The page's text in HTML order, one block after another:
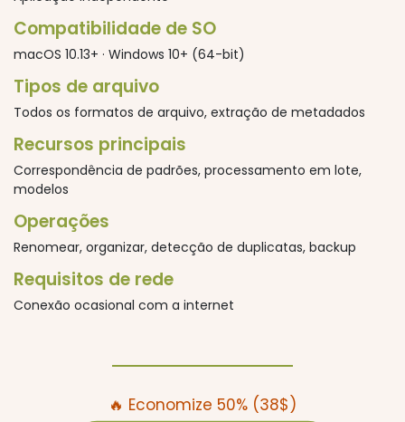
Compatibilidade de SO
macOS 10.13+ · Windows 10+ (64-bit)
Tipos de arquivo
Todos os formatos de arquivo, extração de metadados
Recursos principais
Correspondência de padrões, processamento em lote,
modelos
Operações
Renomear, organizar, detecção de duplicatas, backup
Requisitos de rede
Conexão ocasional com a internet
🔥 Economize 50% (38$)